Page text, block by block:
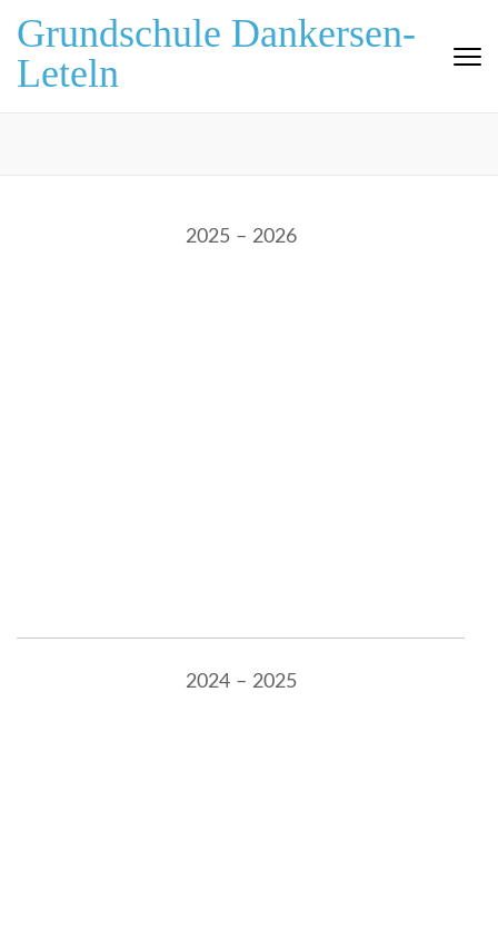
Inhalt
springen
(Eingabetaste
Grundschule Dankersen-
Leteln
2025 – 2026
2024 – 2025